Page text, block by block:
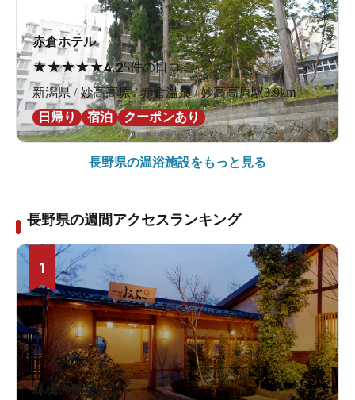
赤倉ホテル
★★★★★4.25件の口コミ
新潟県 / 妙高高原 / 赤倉温泉 / 妙高高原駅3.9km
日帰り
宿泊 クーポンあり
長野県の温浴施設をもっと見る
長野県の週間アクセスランキング
1
林檎の湯屋おぶ～